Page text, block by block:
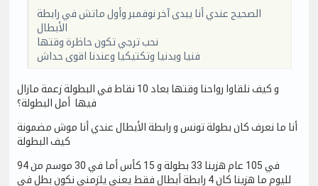
الصحيح عندي أنا يبدى آخر نوفمبر وأول ماتش في رابطة
الأبطال
نحب ترجي تكون حاظرة وقتها
فنيا وبدنيا وتكتيكيا وعندنا اقوى حداش
و كيف نلقاوا رواحنا وقتها بعاد 10 نقاط في البطولة زعمة مازال
فيها أمل البطولة؟
أنا ما نعرف كان بطولة تونس و رابطة الأبطال عندي أنا موش مضمونة
كيف البطولة
في 105 عام هزينا 33 بطولة و 15 كأس أما في 30 موسم من 94
لليوم ما هزينا كان 4 رابطة أبطال فقط يعني يلزمني نكون بطل في